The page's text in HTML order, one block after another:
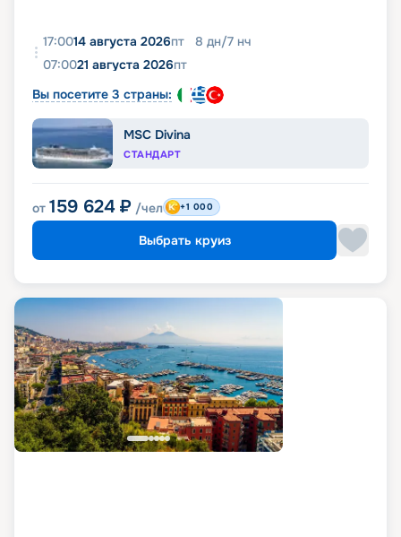
17:0014 августа 2026пт 8 дн/7 нч
07:0021 августа 2026пт
Вы посетите 3 страны:
MSC Divina
СТАНДАРТ
от 159 624 ₽ /чел +1 000
Выбрать круиз